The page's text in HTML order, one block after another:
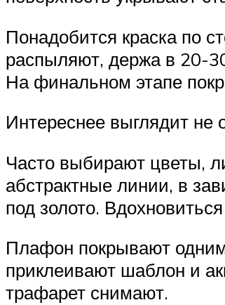
Понадобится краска по
распыляют, держа в 20-
На финальном этапе
Интереснее выглядит
Часто выбирают цветы,
абстрактные линии, в
под золото.
Плафон покрывают
приклеивают шаблон и
трафарет снимают.